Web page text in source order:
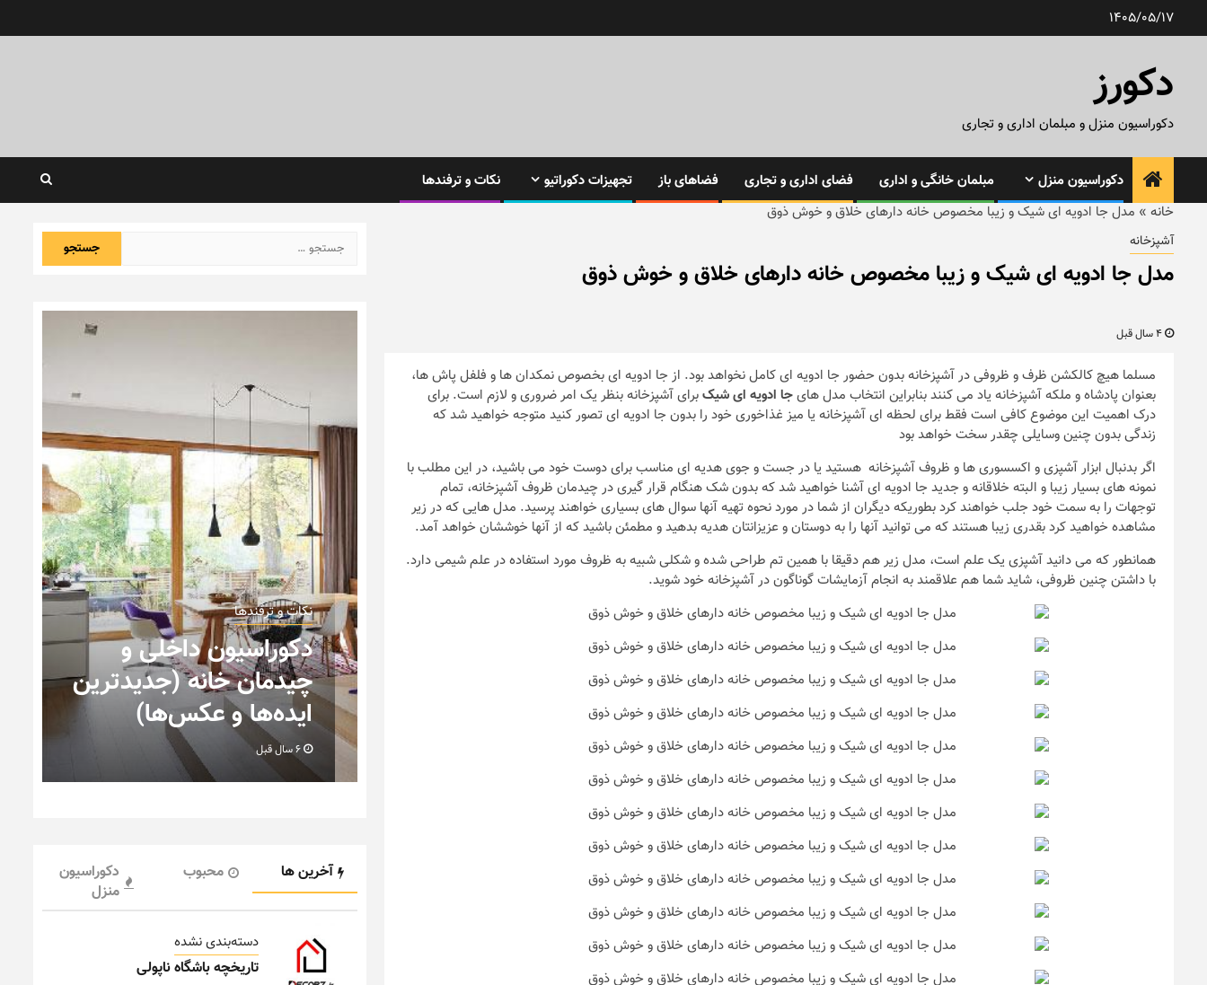
1405/05/17
دکورز
دکوراسیون منزل و مبلمان اداری و تجاری
دکوراسیون منزل مبلمان خانگی و اداری فضای اداری و تجاری فضاهای باز تجهیزات دکوراتیو
نکات و ترفندها
خانه » مدل جا ادویه ای شیک و زیبا مخصوص خانه دارهای خلاق و خوش ذوق
آشپزخانه
مدل جا ادویه ای شیک و زیبا مخصوص خانه دارهای خلاق و خوش ذوق
مسلما هیچ کالکشن ظرف و ظروفی در آشپزخانه بدون حضور جا ادویه ای کامل نخواهد بود. از جا ادویه ای بخصوص نمکدان ها و فلفل پاش ها،
بعنوان پادشاه و ملکه آشپزخانه یاد می کنند بنابراین انتخاب مدل هایجا ادویه ای شیکبرای آشپزخانه بنظر یک امر ضروری و لازم است. برای
درک اهمیت این موضوع کافی است فقط برای لحظه ای آشپزخانه یا میز غذاخوری خود را بدون جا ادویه ای تصور کنید متوجه خواهید شد که
زندگی بدون چنین وسایلی چقدر سخت خواهد بود
اگر بدنبال ابزار آشپزی و اکسسوری ها و ظروف آشپزخانه هستید یا در جست و جوی هدیه ای مناسب برای دوست خود می باشید، در این مطلب با
نمونه های بسیار زیبا و البته خلاقانه و جدید جا ادویه ای آشنا خواهید شد که بدون شک هنگام قرار گیری در چیدمان ظروف آشپزخانه، تمام
توجهات را به سمت خود جلب خواهند کرد بطوریکه دیگران از شما در مورد نحوه تهیه آنها سوال های بسیاری خواهند پرسید. مدل هایی که در زیر
مشاهده خواهید کرد بقدری زیبا هستند که می توانید آنها را به دوستان و عزیزانتان هدیه بدهید و مطمئن باشید که از آنها خوششان خواهد آمد.
همانطور که می دانید آشپزی یک علم است، مدل زیر هم دقیقا با همین تم طراحی شده و شکلی شبیه به ظروف مورد استفاده در علم شیمی دارد.
با داشتن چنین ظروفی، شاید شما هم علاقمند به انجام آزمایشات گوناگون در آشپزخانه خود شوید.
جستجو
برای:
که باید به هنگام
خانه عروس بدانیم
نکات و ترفندها
تصاویر جدید از خانه های
رویایی خاص و متفاوت
6 سال قبل
نکات و ترفندها
دکوراسیون مدرن در خانه
های ایرانی
6 سال قبل
نکات و ترفندها
دکوراسیون داخلی و
چیدمان خانه (جدیدترین
ایده‌ها و عکس‌ها)
آخرین ها محبوب
دکوراسیون
منزل
دسته‌بندی نشده
تاریخچه باشگاه ناپولی